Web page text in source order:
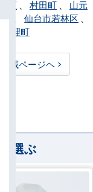
区
村田町
山元
仙台市若林区
亘理町
全域ページヘ
選ぶ